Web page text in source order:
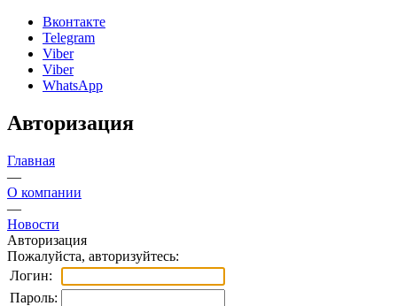
Вконтакте
Telegram
Viber
Viber
WhatsApp
Авторизация
Главная
—
О компании
—
Новости
Авторизация
Пожалуйста, авторизуйтесь:
Логин:
Пароль: